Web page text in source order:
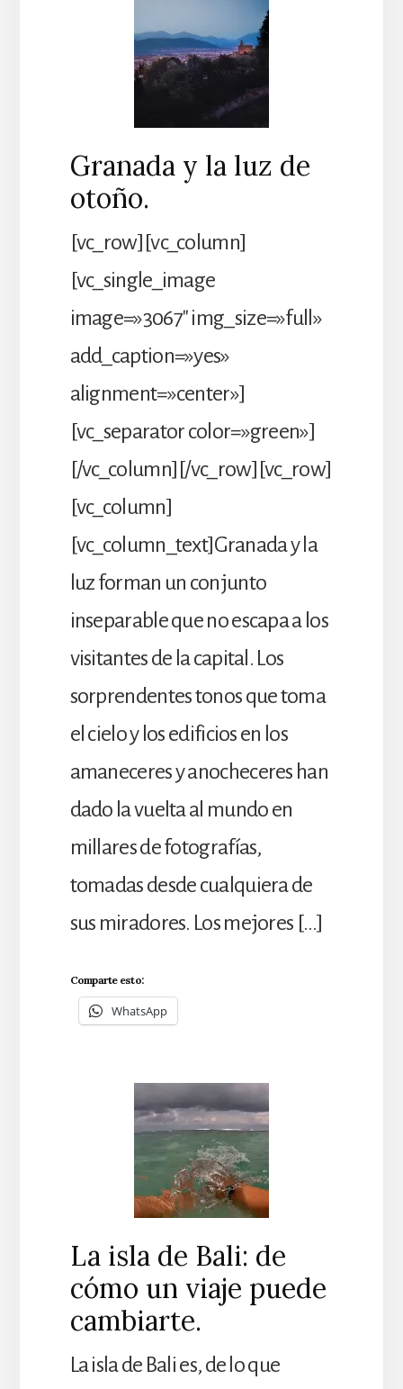
Granada y la luz de
otoño.
[vc_row][vc_column]
[vc_single_image
image=»3067″ img_size=»full»
add_caption=»yes»
alignment=»center»]
[vc_separator color=»green»]
[/vc_column][/vc_row][vc_row]
[vc_column]
[vc_column_text]Granada y la
luz forman un conjunto
inseparable que no escapa a los
visitantes de la capital. Los
sorprendentes tonos que toma
el cielo y los edificios en los
amaneceres y anocheceres han
dado la vuelta al mundo en
millares de fotografías,
tomadas desde cualquiera de
sus miradores. Los mejores […]
Comparte esto:
WhatsApp
La isla de Bali: de
cómo un viaje puede
cambiarte.
La isla de Bali es, de lo que